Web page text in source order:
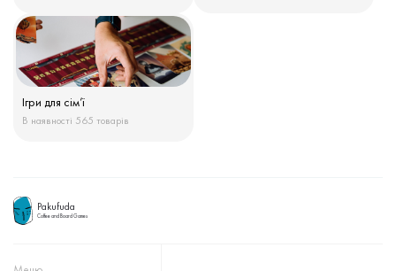
Ігри для сім’ї
В наявності 565 товарів
Pakufuda
Coffee and Board Games